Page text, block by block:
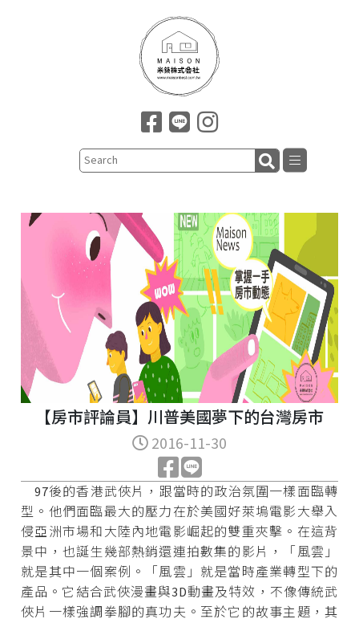
【房市評論員】川普美國夢下的台灣房市
2016-11-30
97後的香港武俠片，跟當時的政治氛圍一樣面臨轉
型。他們面臨最大的壓力在於美國好萊塢電影大舉入
侵亞洲市場和大陸內地電影崛起的雙重夾擊。在這背
景中，也誕生幾部熱銷還連拍數集的影片，「風雲」
就是其中一個案例。「風雲」就是當時產業轉型下的
產品。它結合武俠漫畫與3D動畫及特效，不像傳統武
俠片一樣強調拳腳的真功夫。至於它的故事主題，其